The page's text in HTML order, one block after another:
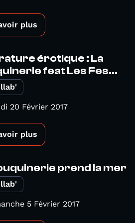
plus
érotique : La
feat Les Fes...
20 Février 2017
plus
prend la mer
5 Février 2017